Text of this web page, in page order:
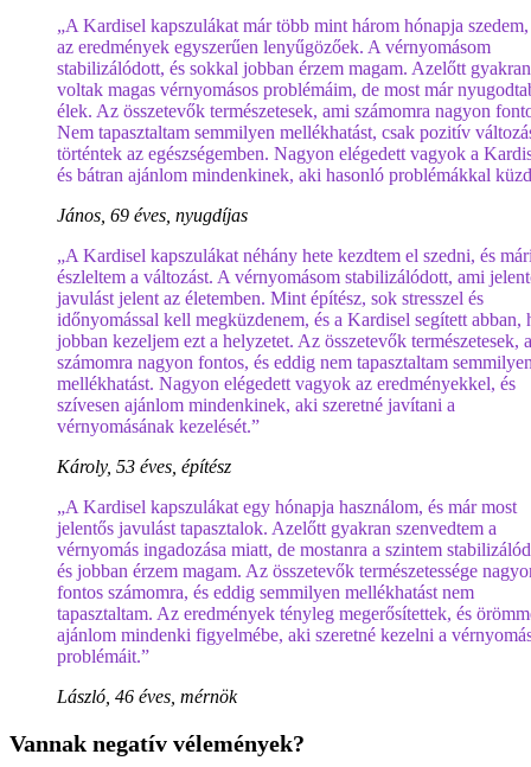
„A Kardisel kapszulákat már több mint három hónapja szedem,
az eredmények egyszerűen lenyűgözőek. A vérnyomásom
stabilizálódott, és sokkal jobban érzem magam. Azelőtt gyakran
voltak magas vérnyomásos problémáim, de most már
élek. Az összetevők természetesek, ami számomra nagyon
Nem tapasztaltam semmilyen mellékhatást, csak pozitív
történtek az egészségemben. Nagyon elégedett vagyok a
és bátran ajánlom mindenkinek, aki hasonló problémákkal
János, 69 éves, nyugdíjas
„A Kardisel kapszulákat néhány hete kezdtem el szedni, és
észleltem a változást. A vérnyomásom stabilizálódott, ami
javulást jelent az életemben. Mint építész, sok stresszel és
időnyomással kell megküzdenem, és a Kardisel segített abban,
jobban kezeljem ezt a helyzetet. Az összetevők természetesek,
számomra nagyon fontos, és eddig nem tapasztaltam
mellékhatást. Nagyon elégedett vagyok az eredményekkel, és
szívesen ajánlom mindenkinek, aki szeretné javítani a
vérnyomásának kezelését.”
Károly, 53 éves, építész
„A Kardisel kapszulákat egy hónapja használom, és már most
jelentős javulást tapasztalok. Azelőtt gyakran szenvedtem a
vérnyomás ingadozása miatt, de mostanra a szintem
és jobban érzem magam. Az összetevők természetessége
fontos számomra, és eddig semmilyen mellékhatást nem
tapasztaltam. Az eredmények tényleg megerősítettek, és
ajánlom mindenki figyelmébe, aki szeretné kezelni a
problémáit.”
László, 46 éves, mérnök
Vannak negatív vélemények?